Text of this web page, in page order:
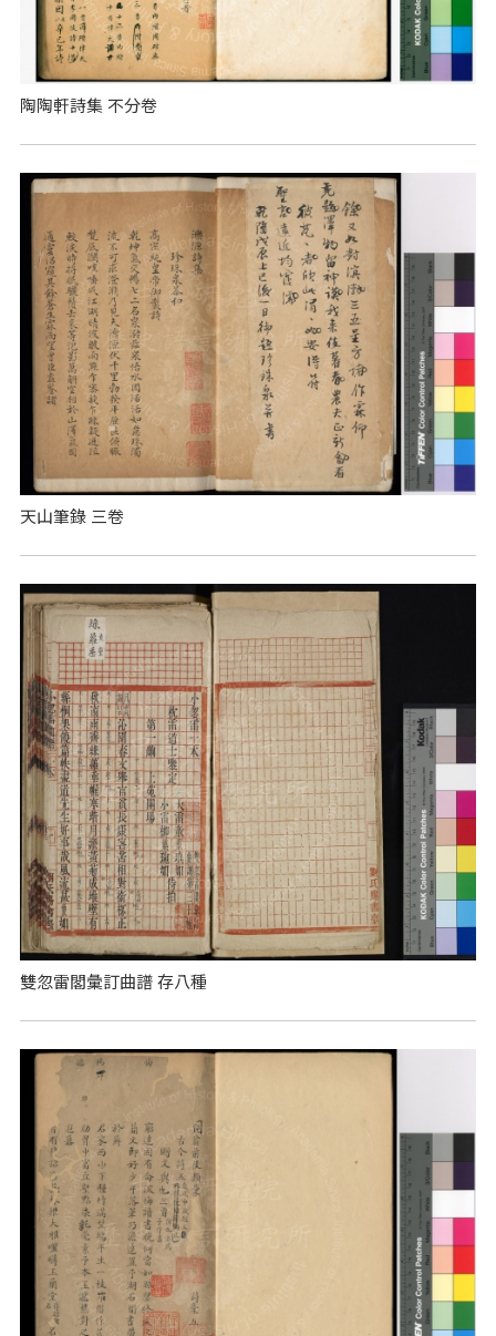
陶陶軒詩集 不分卷
天山筆錄 三卷
雙忽雷閣彙訂曲譜 存八種